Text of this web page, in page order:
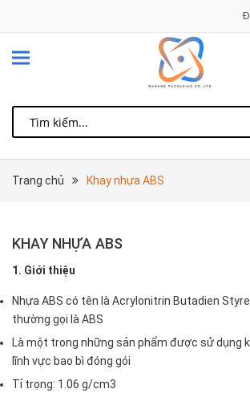
Trang chủ Khay nhựa ABS
KHAY NHỰA ABS
1. Giới thiệu
Nhựa ABS có tên là Acrylonitrin Butadien
thường gọi là ABS
Là một trong những sản phẩm được sử dụng
lĩnh vực bao bì đóng gói
Tỉ trọng: 1.06 g/cm3